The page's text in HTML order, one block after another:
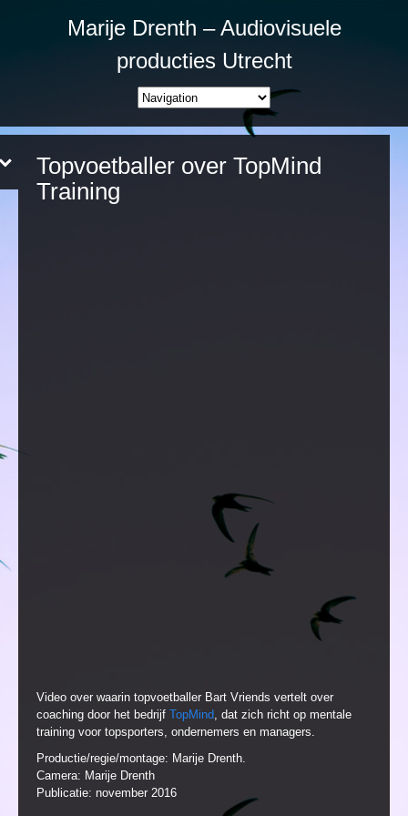
Marije Drenth – Audiovisuele
producties Utrecht
Topvoetballer over TopMind
Training
Video over waarin topvoetballer Bart Vriends vertelt over
coaching door het bedrijf TopMind , dat zich richt op mentale
training voor topsporters, ondernemers en managers.
Productie/regie/montage: Marije Drenth.
Camera: Marije Drenth
Publicatie: november 2016